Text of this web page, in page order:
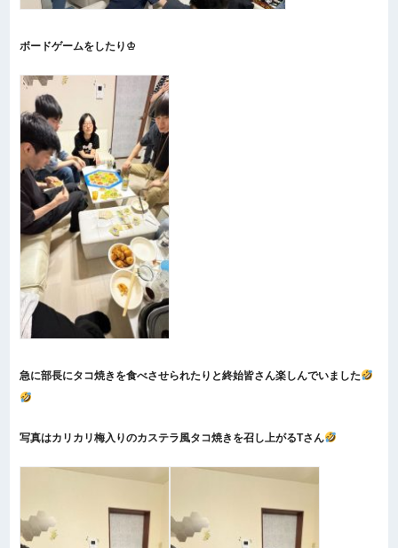
ボードゲームをしたり♔
急に部長にタコ焼きを食べさせられたりと終始皆さん楽しんでいました
写真はカリカリ梅入りのカステラ風タコ焼きを召し上がるTさん